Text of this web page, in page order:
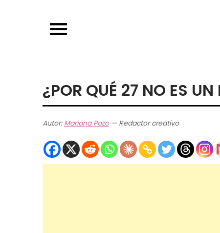
¿POR QUÉ 27 NO ES
Autor: Mariana Pozo— Redactor creativo